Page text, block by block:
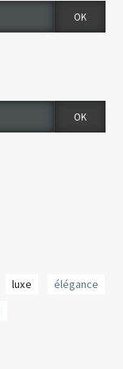
luxe
élégance